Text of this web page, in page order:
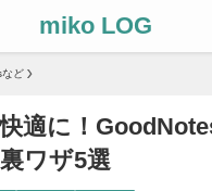
miko LOG
など
適に！
ワザ5選